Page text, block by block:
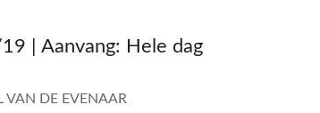
| Aanvang: Hele dag
VAN DE EVENAAR